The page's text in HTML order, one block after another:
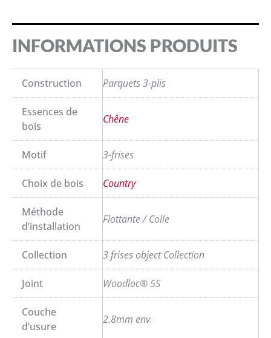
INFORMATIONS PRODUITS
Construction Parquets 3-plis
Essences de
bois
Chêne
Motif 3-frises
Choix de bois Country
Méthode
d’installation
Flottante / Colle
Collection 3 frises object Collection
Joint Woodloc® 5S
Couche
d’usure
2.8mm env.